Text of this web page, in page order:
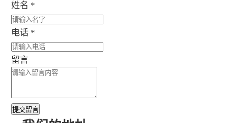
姓名 *
电话 *
留言
提交留言